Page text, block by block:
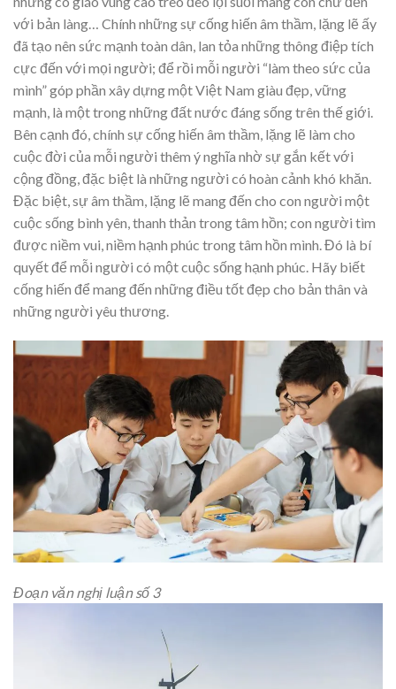
với bản làng… Chính những sự cống hiến âm thầm, lặng lẽ ấy
đã tạo nên sức mạnh toàn dân, lan tỏa những thông điệp tích
cực đến với mọi người; để rồi mỗi người “làm theo sức của
mình” góp phần xây dựng một Việt Nam giàu đẹp, vững
mạnh, là một trong những đất nước đáng sống trên thế giới.
Bên cạnh đó, chính sự cống hiến âm thầm, lặng lẽ làm cho
cuộc đời của mỗi người thêm ý nghĩa nhờ sự gắn kết với
cộng đồng, đặc biệt là những người có hoàn cảnh khó khăn.
Đặc biệt, sự âm thầm, lặng lẽ mang đến cho con người một
cuộc sống bình yên, thanh thản trong tâm hồn; con người tìm
được niềm vui, niềm hạnh phúc trong tâm hồn mình. Đó là bí
quyết để mỗi người có một cuộc sống hạnh phúc. Hãy biết
cống hiến để mang đến những điều tốt đẹp cho bản thân và
những người yêu thương.
Đoạn văn nghị luận số 3